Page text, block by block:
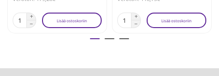
Lisää ostoskoriin Lisää ostoskoriin